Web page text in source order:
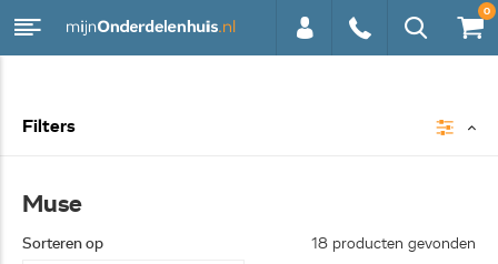
0
Filters
Muse
Sorteren op 18 producten gevonden